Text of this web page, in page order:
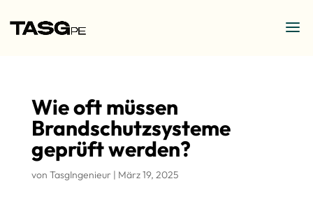
Wie oft müssen
Brandschutzsysteme
geprüft werden?
von TasgIngenieur | März 19, 2025